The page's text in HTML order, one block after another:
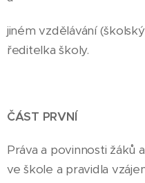
jiném vzdělávání
ředitelka školy.
ČÁST PRVNÍ
Práva a povinnosti žáků
ve škole a pravidla